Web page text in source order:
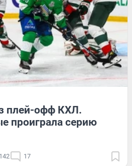
плей-офф КХЛ.
проиграла серию
17